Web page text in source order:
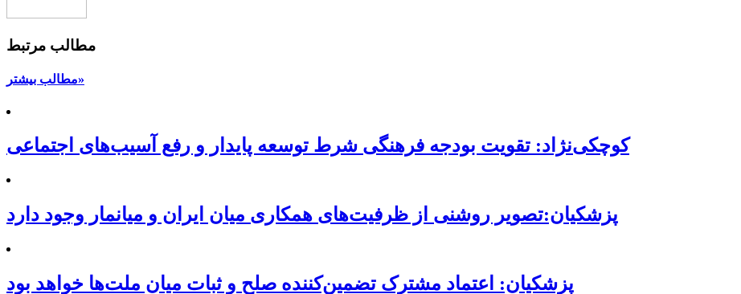
مطالب مرتبط
مطالب بیشتر»
کوچکی‌نژاد: تقویت بودجه فرهنگی شرط توسعه پایدار و رفع آسیب‌های اجتماعی
پزشکیان:تصویر روشنی از ظرفیت‌های همکاری میان ایران و میانمار وجود دارد
پزشکیان: اعتماد مشترک تضمین‌کننده صلح و ثبات میان ملت‌ها خواهد بود